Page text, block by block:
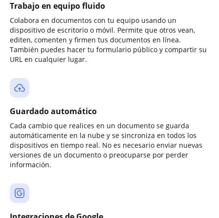
Trabajo en equipo fluido
Colabora en documentos con tu equipo usando un
dispositivo de escritorio o móvil. Permite que otros vean,
editen, comenten y firmen tus documentos en línea.
También puedes hacer tu formulario público y compartir su
URL en cualquier lugar.
Guardado automático
Cada cambio que realices en un documento se guarda
automáticamente en la nube y se sincroniza en todos los
dispositivos en tiempo real. No es necesario enviar nuevas
versiones de un documento o preocuparse por perder
información.